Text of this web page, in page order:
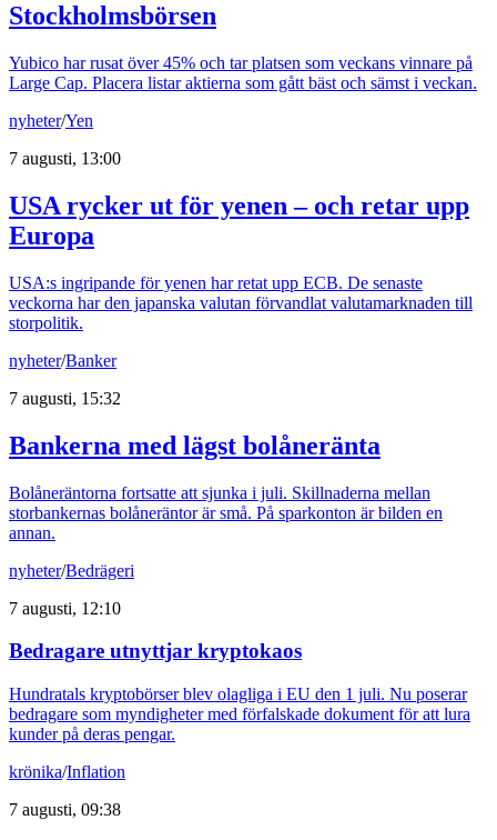
Stockholmsbörsen
Yubico har rusat över 45% och tar platsen som veckans vinnare på
Large Cap. Placera listar aktierna som gått bäst och sämst i veckan.
nyheter/Yen
7 augusti, 13:00
USA rycker ut för yenen – och retar upp
Europa
USA:s ingripande för yenen har retat upp ECB. De senaste
veckorna har den japanska valutan förvandlat valutamarknaden till
storpolitik.
nyheter/Banker
7 augusti, 15:32
Bankerna med lägst bolåneränta
Bolåneräntorna fortsatte att sjunka i juli. Skillnaderna mellan
storbankernas bolåneräntor är små. På sparkonton är bilden en
annan.
nyheter/Bedrägeri
7 augusti, 12:10
Bedragare utnyttjar kryptokaos
Hundratals kryptobörser blev olagliga i EU den 1 juli. Nu poserar
bedragare som myndigheter med förfalskade dokument för att lura
kunder på deras pengar.
krönika/Inflation
7 augusti, 09:38